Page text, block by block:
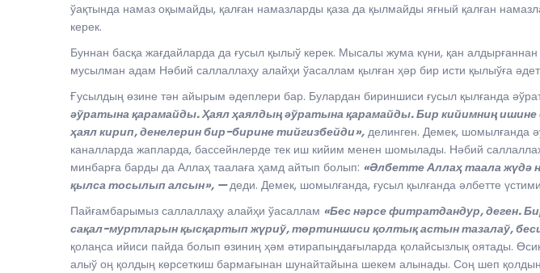
ўақтында намаз оқымайды, қалған намазларды қаза да қылмайды яғный қалған
керек.
Буннан басқа жағдайларда да ғусыл қылыў керек. Мысалы жума күни, қан
мусылман адам Нәбий саллаллаҳу алайҳи ўасаллам қылған ҳәр бир исти қылыўға
Ғусылдың өзине тән айырым әдеплери бар. Булардан бириншиси ғусыл қылғанда
әўратына қарамайды. Ҳаял ҳаялдың әўратына қарамайды. Бир кийимниң
ҳаял кирип, денелерин бир-бирине тийгизбейди», делинген. Демек, шомылғанда
каналларда жапларда, бассейнлерде тек иш кийим менен шомылады. Нәбий
минбарға барды да Аллаҳ таалаға ҳамд айтып болып: «Әлбетте Аллаҳ таала
қылса тосылып алсын», —деди. Демек, шомылғанда, ғусыл қылғанда әлбетте
Пайғамбарымыз саллаллаҳу алайҳи ўасаллам «Бес нәрсе фитратдандур, деген.
сақал-муртларын қысқартып жүриў, төртиншиси қолтық астын тазалаў,
қолаңса ийиси пайда болып өзиниң ҳәм әтирапыңдағыларда қолайсызлық оятады.
алыў оң қолдың көрсеткиш бармағынан шунайтайына шекем алынады. Соң шеп